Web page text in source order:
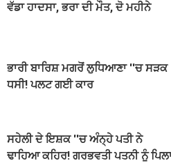
ਵੱਡਾ ਹਾਦਸਾ, ਭਰਾ ਦੀ ਮੌਤ, ਦੋ ਮਹੀਨੇ
ਭਾਰੀ ਬਾਰਿਸ਼ ਮਗਰੋਂ ਲੁਧਿਆਣਾ ''ਚ ਸੜਕ
ਧਸੀ! ਪਲਟ ਗਈ ਕਾਰ
ਸਹੇਲੀ ਦੇ ਇਸ਼ਕ ''ਚ ਅੰਨ੍ਹੇ ਪਤੀ ਨੇ
ਢਾਹਿਆ ਕਹਿਰ! ਗਰਭਵਤੀ ਪਤਨੀ ਨੂੰ